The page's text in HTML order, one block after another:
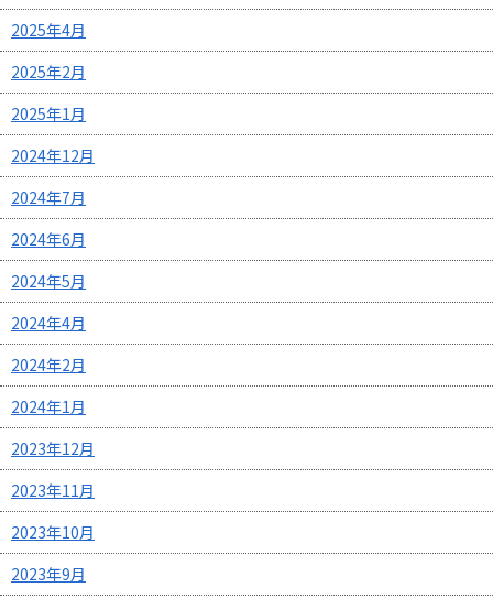
2025年4月
2025年2月
2025年1月
2024年12月
2024年7月
2024年6月
2024年5月
2024年4月
2024年2月
2024年1月
2023年12月
2023年11月
2023年10月
2023年9月